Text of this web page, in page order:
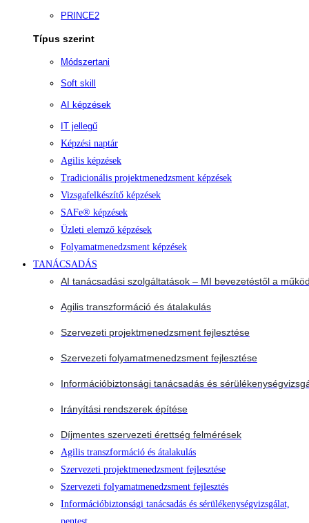
PRINCE2
Típus szerint
Módszertani
Soft skill
AI képzések
IT jellegű
Képzési naptár
Agilis képzések
Tradicionális projektmenedzsment képzések
Vizsgafelkészítő képzések
SAFe® képzések
Üzleti elemző képzések
Folyamatmenedzsment képzések
TANÁCSADÁS
AI tanácsadási szolgáltatások – MI bevezetéstől a
Agilis transzformáció és átalakulás
Szervezeti projektmenedzsment fejlesztése
Szervezeti folyamatmenedzsment fejlesztése
Információbiztonsági tanácsadás és
Irányítási rendszerek építése
Díjmentes szervezeti érettség felmérések
Agilis transzformáció és átalakulás
Szervezeti projektmenedzsment fejlesztése
Szervezeti folyamatmenedzsment fejlesztés
Információbiztonsági tanácsadás és sérülékenységvizsgálat,